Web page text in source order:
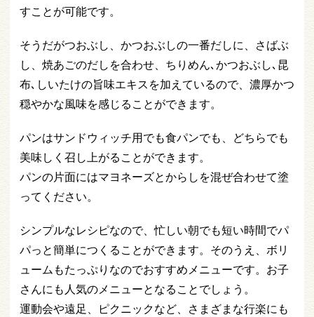
すことが可能です。
そうだがつおぶし、かつおぶしの一番だしに、さばぶ
し、焼あごのだしを合わせ、ちりめん､かつおぶし､昆
布､しいたけの旨味エキスを加えているので、濃厚かつ
穏やかな風味を感じることができます。
パンはサンドウィッチ用でも食パンでも、どちらでも
美味しく召し上がることができます。
パンの片面にはマヨネーズとからしを混ぜ合わせて塗
ってください。
シンプルなレシピなので、忙しい朝でも短い時間でパ
パっと簡単につくることができます。そのうえ、ボリ
ュームもたっぷりなのでおすすめメニューです。お子
さんにも人気のメニューとなることでしょう。
運動会や遠足、ピクニックなど、さまざまな行楽にも